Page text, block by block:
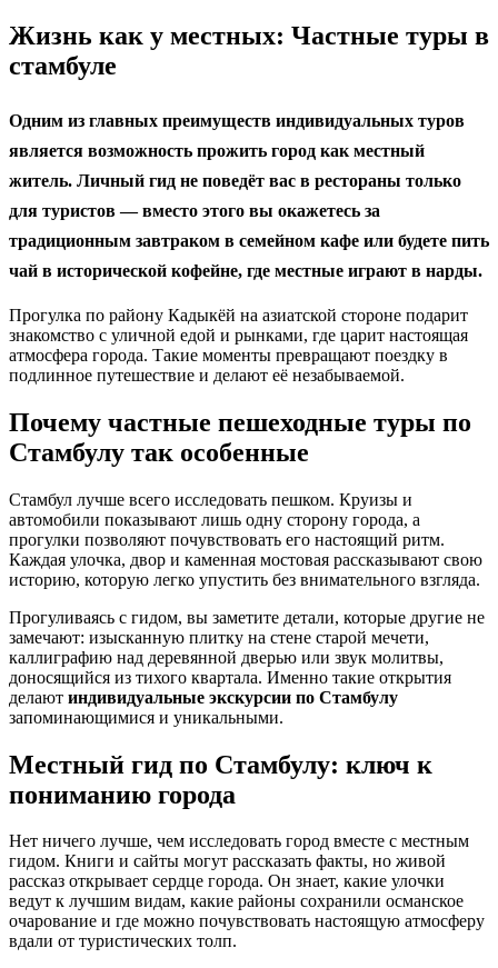
Жизнь как у местных: Частные туры в
стамбуле
Одним из главных преимуществ индивидуальных туров
является возможность прожить город как местный
житель. Личный гид не поведёт вас в рестораны только
для туристов — вместо этого вы окажетесь за
традиционным завтраком в семейном кафе или будете пить
чай в исторической кофейне, где местные играют в нарды.
Прогулка по району Кадыкёй на азиатской стороне подарит
знакомство с уличной едой и рынками, где царит настоящая
атмосфера города. Такие моменты превращают поездку в
подлинное путешествие и делают её незабываемой.
Почему частные пешеходные туры по
Стамбулу так особенные
Стамбул лучше всего исследовать пешком. Круизы и
автомобили показывают лишь одну сторону города, а
прогулки позволяют почувствовать его настоящий ритм.
Каждая улочка, двор и каменная мостовая рассказывают свою
историю, которую легко упустить без внимательного взгляда.
Прогуливаясь с гидом, вы заметите детали, которые другие не
замечают: изысканную плитку на стене старой мечети,
каллиграфию над деревянной дверью или звук молитвы,
доносящийся из тихого квартала. Именно такие открытия
делают индивидуальные экскурсии по Стамбулу
запоминающимися и уникальными.
Местный гид по Стамбулу: ключ к
пониманию города
Нет ничего лучше, чем исследовать город вместе с местным
гидом. Книги и сайты могут рассказать факты, но живой
рассказ открывает сердце города. Он знает, какие улочки
ведут к лучшим видам, какие районы сохранили османское
очарование и где можно почувствовать настоящую атмосферу
вдали от туристических толп.